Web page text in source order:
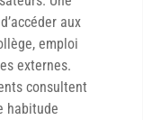
aux
emploi
externes.
consultent
habitude